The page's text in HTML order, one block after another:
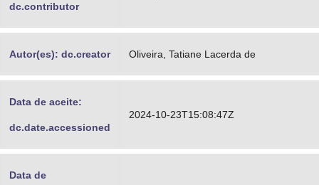
dc.contributor
Autor(es): dc.creator Oliveira, Tatiane Lacerda de
Data de aceite:
dc.date.accessioned
2024-10-23T15:08:47Z
Data de